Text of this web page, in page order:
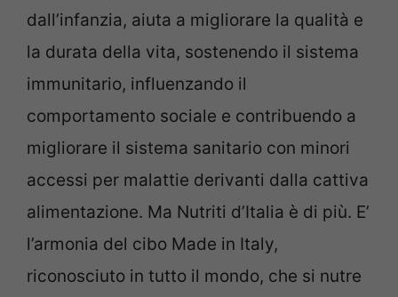
dall’infanzia, aiuta a migliorare la qualità e
la durata della vita, sostenendo il sistema
immunitario, influenzando il
comportamento sociale e contribuendo a
migliorare il sistema sanitario con minori
accessi per malattie derivanti dalla cattiva
alimentazione. Ma Nutriti d’Italia è di più. E’
l’armonia del cibo Made in Italy,
riconosciuto in tutto il mondo, che si nutre